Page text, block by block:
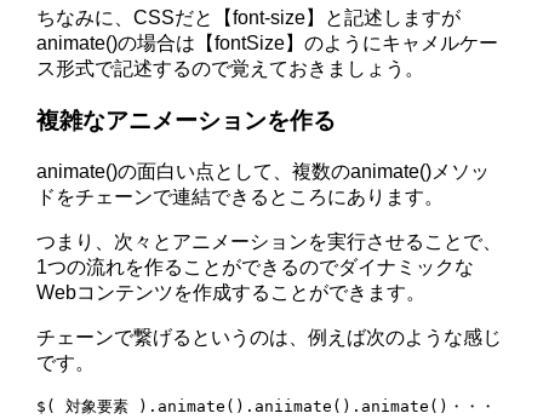
ちなみに、CSSだと【font-size】と記述しますが
animate()の場合は【fontSize】のようにキャメルケー
ス形式で記述するので覚えておきましょう。
複雑なアニメーションを作る
animate()の面白い点として、複数のanimate()メソッ
ドをチェーンで連結できるところにあります。
つまり、次々とアニメーションを実行させることで、
1つの流れを作ることができるのでダイナミックな
Webコンテンツを作成することができます。
チェーンで繋げるというのは、例えば次のような感じ
です。